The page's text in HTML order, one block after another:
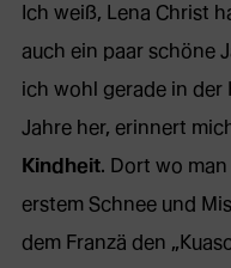
Ich weiß, Lena Christ
auch ein paar schöne
ich wohl gerade in
Jahre her, erinnert
Kindheit. Dort wo man
erstem Schnee und
dem Franzä den